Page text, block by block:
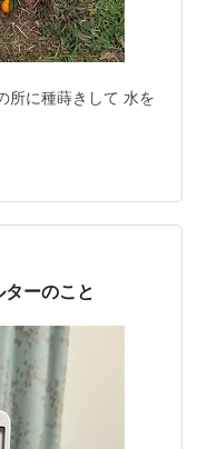
所に種蒔きして 水を
ーのこと